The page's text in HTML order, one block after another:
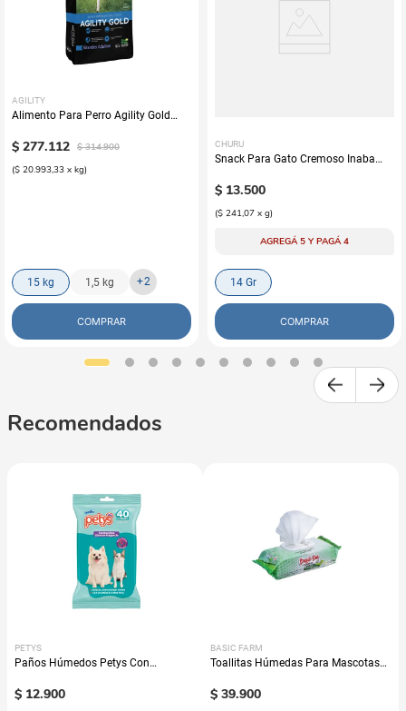
AGILITY
Alimento Para Perro Agility Gold
$ 277.112 $ 314.900
($ 20.993,33 x kg)
15 kg 1,5 kg +2
COMPRAR
CHURU
Snack Para Gato Cremoso Inaba
$ 13.500
($ 241,07 x g)
AGREGÁ 5 Y PAGÁ 4
14 Gr
COMPRAR
Recomendados
PETYS
Paños Húmedos Petys Con
$ 12.900
BASIC FARM
Toallitas Húmedas Para Mascotas
$ 39.900